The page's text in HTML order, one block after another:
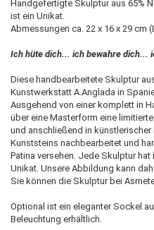
Handgefertigte Skulptur aus 65%
ist ein Unikat.
Abmessungen ca. 22 x 16 x 29 cm
Ich hüte dich... ich bewahre dich...
Diese handbearbeitete Skulptur
Kunstwerkstatt A.Anglada in
Ausgehend von einer komplett in
über eine Masterform eine
und anschließend in
Kunststeins nachbearbeitet und
Patina versehen. Jede Skulptur
Unikat. Unsere Abbildung kann
Sie können die Skulptur bei
Optional ist ein eleganter Sockel
Beleuchtung erhältlich.